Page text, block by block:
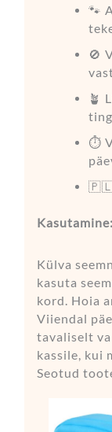
🐾
🚫
🪴
⏱️
🇵🇱
Kasutamine:
Külva
kasuta
kord. Hoia
Viiendal
tavaliselt
kassile, kui
Seotud